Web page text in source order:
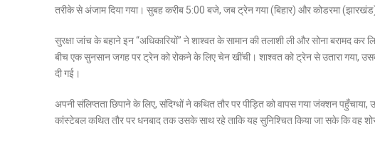
तरीके से अंजाम दिया गया। सुबह करीब 5:00 बजे, जब ट्रेन गया (बिहार) और कोडरमा (झारखंड)
सुरक्षा जांच के बहाने इन “अधिकारियों” ने शाश्वत के सामान की तलाशी ली और सोना बरामद
बीच एक सुनसान जगह पर ट्रेन को रोकने के लिए चेन खींची। शाश्वत को ट्रेन से उतारा गया,
दी गई।
अपनी संलिप्तता छिपाने के लिए, संदिग्धों ने कथित तौर पर पीड़ित को वापस गया जंक्शन
कांस्टेबल कथित तौर पर धनबाद तक उसके साथ रहे ताकि यह सुनिश्चित किया जा सके कि वह